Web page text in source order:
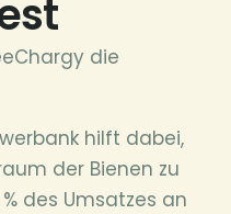
die
hilft dabei,
der Bienen zu
des Umsatzes an